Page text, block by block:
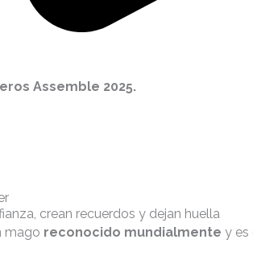
Assemble 2025.
crean recuerdos y dejan huella
mago reconocido mundialmente y es